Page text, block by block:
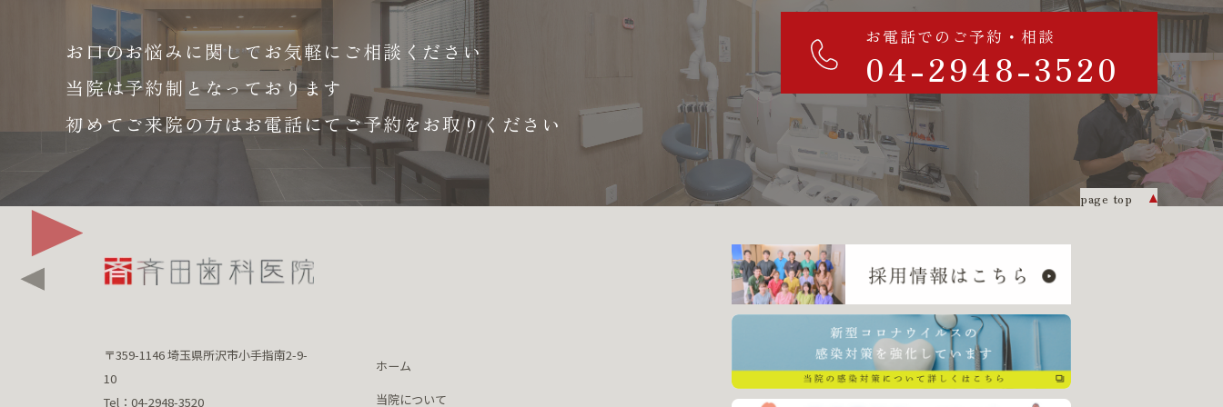
お口のお悩みに関して お気軽にご相談ください
当院は予約制となっております
初めてご来院の方はお電話にてご予約をお取りください
お電話でのご予約・相談
04-2948-3520
page top
〒359-1146 埼玉県所沢市小手指南2-9-
10
Tel：04-2948-3520
ホーム
当院について